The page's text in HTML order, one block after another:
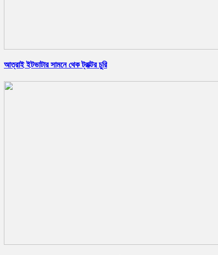
আত্রাই ইটভাটার সামনে থেক ট্রাক্টর চুরি